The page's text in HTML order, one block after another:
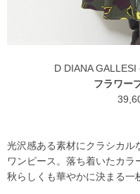
D DIANA GALLESI
フラワー
光沢感ある素材にクラシカル
ワンピース。落ち着いたカ
秋らしくも華やかに決まる一